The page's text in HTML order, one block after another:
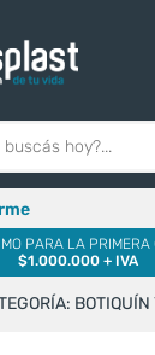
PARA LA PRIMERA
$1.000.000 + IVA